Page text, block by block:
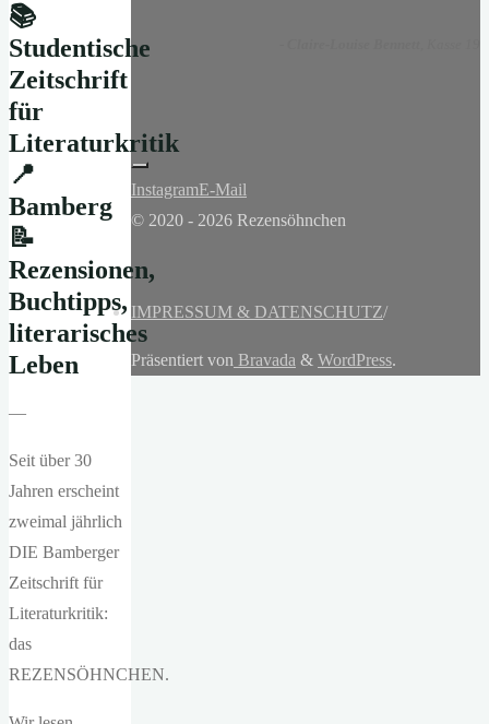
📚
Studentische
Zeitschrift
für
Literaturkritik
📍
Bamberg
📝
Rezensionen,
Buchtipps,
literarisches
Leben
—
Seit über 30
Jahren erscheint
zweimal jährlich
DIE Bamberger
Zeitschrift für
Literaturkritik:
das
REZENSÖHNCHEN.
InstagramE-Mail
© 2020 - 2026 Rezensöhnchen
IMPRESSUM & DATENSCHUTZ/
Präsentiert von Bravada & WordPress.